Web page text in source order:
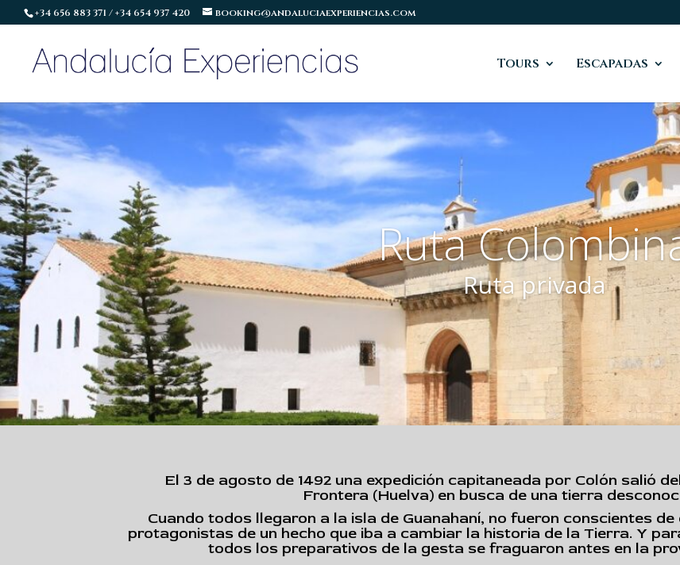
+34 656 883 371 / +34 654 937 420 booking@andaluciaexperiencias.com
Tours Escapadas
Ruta
Ruta privada
El 3 de agosto de 1492 una expedición capitaneada por Colón salió
Frontera (Huelva) en busca de una tierra
Cuando todos llegaron a la isla de Guanahaní, no fueron conscientes
protagonistas de un hecho que iba a cambiar la historia de la Tierra. Y
todos los preparativos de la gesta se fraguaron antes en la